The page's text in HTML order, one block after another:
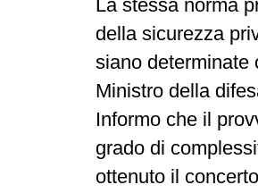
La stessa norma
della sicurezza
siano determinate
Ministro della
Informo che il
grado di
ottenuto il